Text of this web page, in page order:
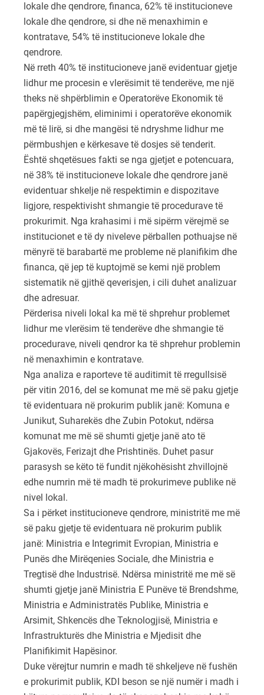
lokale dhe qendrore, financa, 62% të institucioneve
lokale dhe qendrore, si dhe në menaxhimin e
kontratave, 54% të institucioneve lokale dhe
qendrore.
Në rreth 40% të institucioneve janë evidentuar gjetje
lidhur me procesin e vlerësimit të tenderëve, me një
theks në shpërblimin e Operatorëve Ekonomik të
papërgjegjshëm, eliminimi i operatorëve ekonomik
më të lirë, si dhe mangësi të ndryshme lidhur me
përmbushjen e kërkesave të dosjes së tenderit.
Është shqetësues fakti se nga gjetjet e potencuara,
në 38% të institucioneve lokale dhe qendrore janë
evidentuar shkelje në respektimin e dispozitave
ligjore, respektivisht shmangie të procedurave të
prokurimit. Nga krahasimi i më sipërm vërejmë se
institucionet e të dy niveleve përballen pothuajse në
mënyrë të barabartë me probleme në planifikim dhe
financa, që jep të kuptojmë se kemi një problem
sistematik në gjithë qeverisjen, i cili duhet analizuar
dhe adresuar.
Përderisa niveli lokal ka më të shprehur problemet
lidhur me vlerësim të tenderëve dhe shmangie të
procedurave, niveli qendror ka të shprehur problemin
në menaxhimin e kontratave.
Nga analiza e raporteve të auditimit të rregullsisë
për vitin 2016, del se komunat me më së paku gjetje
të evidentuara në prokurim publik janë: Komuna e
Junikut, Suharekës dhe Zubin Potokut, ndërsa
komunat me më së shumti gjetje janë ato të
Gjakovës, Ferizajt dhe Prishtinës. Duhet pasur
parasysh se këto të fundit njëkohësisht zhvillojnë
edhe numrin më të madh të prokurimeve publike në
nivel lokal.
Sa i përket institucioneve qendrore, ministritë me më
së paku gjetje të evidentuara në prokurim publik
janë: Ministria e Integrimit Evropian, Ministria e
Punës dhe Mirëqenies Sociale, dhe Ministria e
Tregtisë dhe Industrisë. Ndërsa ministritë me më së
shumti gjetje janë Ministria E Punëve të Brendshme,
Ministria e Administratës Publike, Ministria e
Arsimit, Shkencës dhe Teknologjisë, Ministria e
Infrastrukturës dhe Ministria e Mjedisit dhe
Planifikimit Hapësinor.
Duke vërejtur numrin e madh të shkeljeve në fushën
e prokurimit publik, KDI beson se një numër i madh i